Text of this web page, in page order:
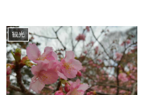
観光